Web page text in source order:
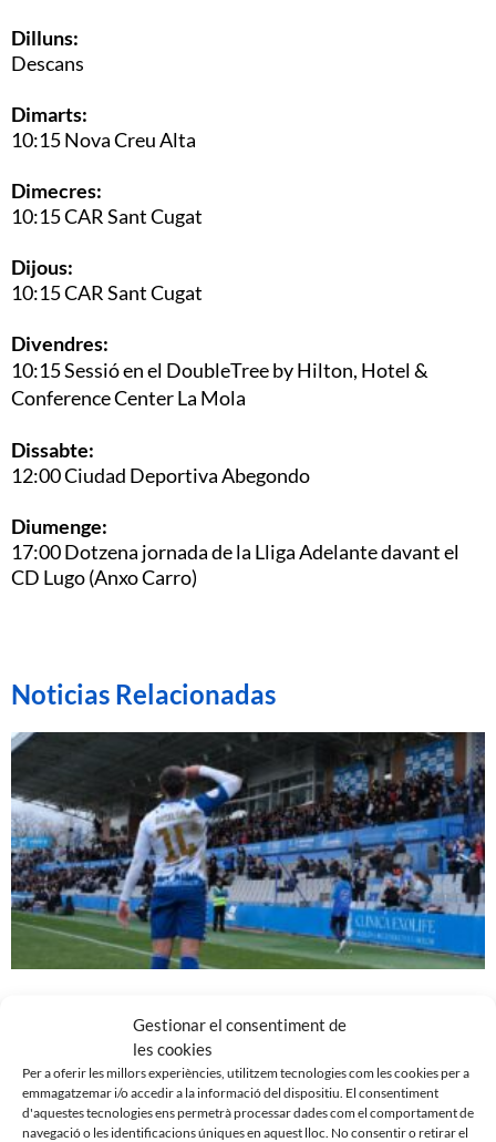
Gestionar el consentiment de
les cookies
Per a oferir les millors experiències, utilitzem tecnologies com les cookies per a
emmagatzemar i/o accedir a la informació del dispositiu. El consentiment
d'aquestes tecnologies ens permetrà processar dades com el comportament de
navegació o les identificacions úniques en aquest lloc. No consentir o retirar el
Dilluns:
Descans
Dimarts:
10:15 Nova Creu Alta
Dimecres:
10:15 CAR Sant Cugat
Dijous:
10:15 CAR Sant Cugat
Divendres:
10:15Sessió en el DoubleTree by Hilton, Hotel &
Conference Center La Mola
Dissabte:
12:00 Ciudad Deportiva Abegondo
Diumenge:
17:00 Dotzena jornada de la Lliga Adelante davant el
CD Lugo (Anxo Carro)
Noticias Relacionadas
NOVA CREU ALTA
10 de març de 2024
Leer más »